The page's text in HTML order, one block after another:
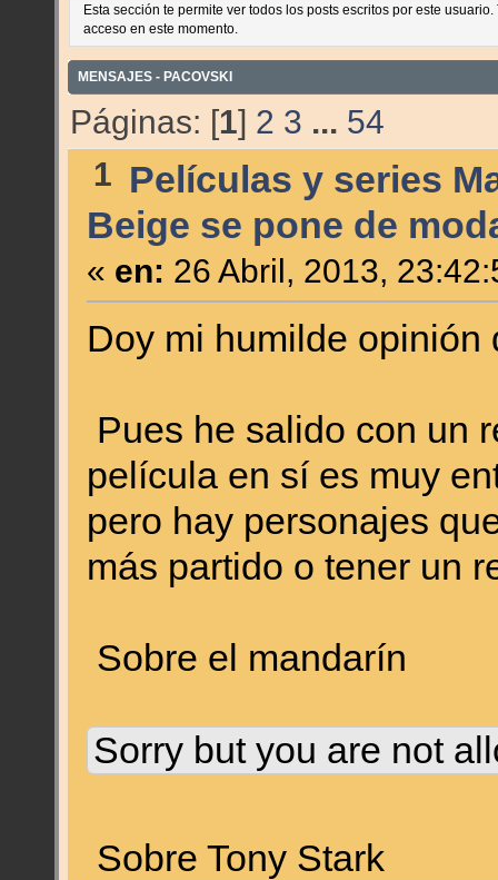
Esta sección te permite ver todos los posts escritos por este
acceso en este momento.
MENSAJES - PACOVSKI
Páginas: [1] 2 3 ... 54
1 Películas y series
Beige se pone de
« en: 26 Abril, 2013,
Doy mi humilde opinión
Pues he salido con un
película en sí es muy
pero hay personajes
más partido o tener un
Sobre el mandarín
Sorry but you are not
Sobre Tony Stark